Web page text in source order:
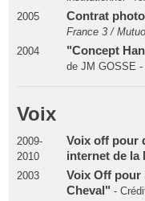
2005
Contrat
France 3 /
2004
"Concept
de JM GOSSE -
Voix
2009-
2010
Voix off pour
internet de la
2003
Voix Off pour
Cheval" -